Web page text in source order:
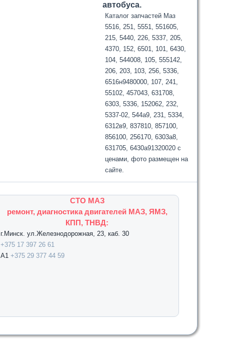
автобуса.
Каталог запчастей Маз
5516, 251, 5551, 551605,
215, 5440, 226, 5337, 205,
4370, 152, 6501, 101, 6430,
104, 544008, 105, 555142,
206, 203, 103, 256, 5336,
6516н9480000, 107, 241,
55102, 457043, 631708,
6303, 5336, 152062, 232,
5337-02, 544а9, 231, 5334,
6312в9, 837810, 857100,
856100, 256170, 6303а8,
631705, 6430а91320020 с
ценами, фото размещен на
сайте.
СТО МАЗ
ремонт, диагностика двигателей МАЗ, ЯМЗ,
КПП, ТНВД:
г.Минск. ул.Железнодорожная, 23, каб. 30
+375 17 397 26 61
А1+375 29 377 44 59